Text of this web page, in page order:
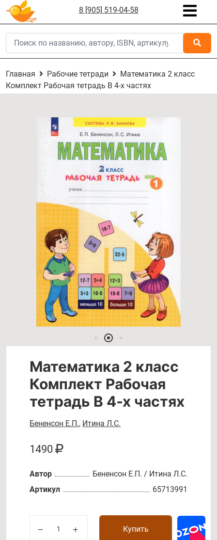
8 [905] 519-04-58
Главная Рабочие тетради
Математика 2 класс
Комплект Рабочая тетрадь В 4-х частях
Математика 2 класс
Комплект Рабочая
тетрадь В 4-х частях
Бененсон Е.П., Итина Л.С.
1490
Автор
Бененсон Е.П. / Итина Л.С.
Артикул
65713991
Купить